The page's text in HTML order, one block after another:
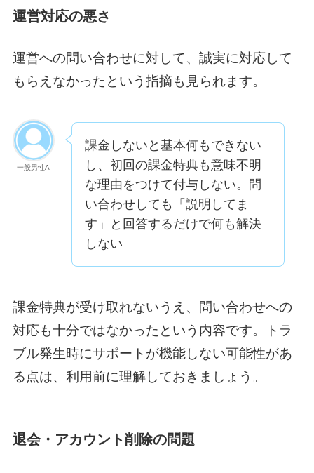
運営対応の悪さ
運営への問い合わせに対して、誠実に対応して
もらえなかったという指摘も見られます。
一般男性A
課金しないと基本何もできない
し、初回の課金特典も意味不明
な理由をつけて付与しない。問
い合わせしても「説明してま
す」と回答するだけで何も解決
しない
課金特典が受け取れないうえ、問い合わせへの
対応も十分ではなかったという内容です。トラ
ブル発生時にサポートが機能しない可能性があ
る点は、利用前に理解しておきましょう。
退会・アカウント削除の問題